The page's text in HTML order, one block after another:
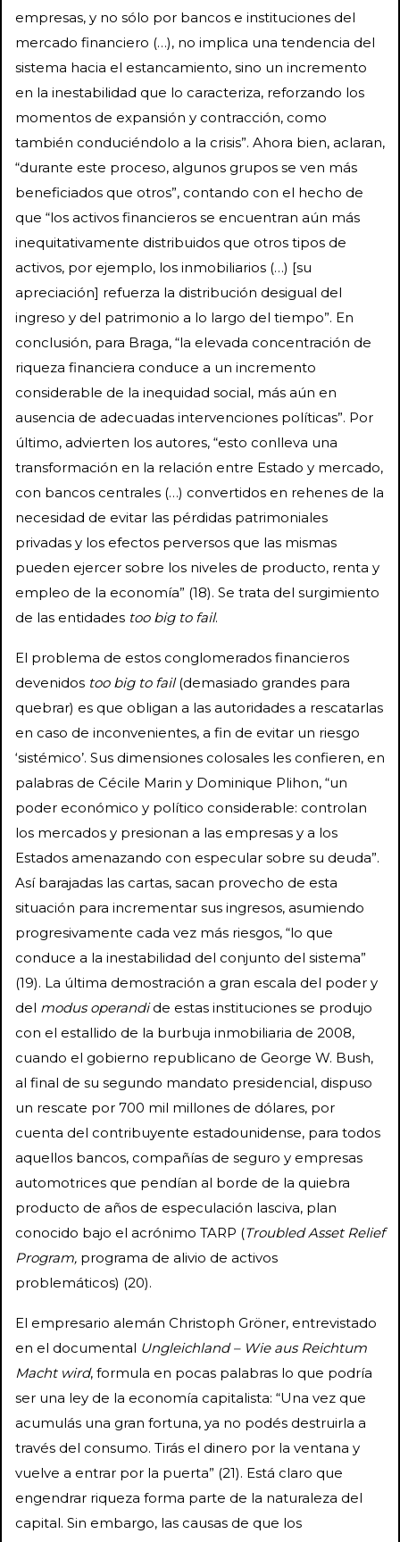
empresas, y no sólo por bancos e instituciones del
mercado financiero (…), no implica una tendencia del
sistema hacia el estancamiento, sino un incremento
en la inestabilidad que lo caracteriza, reforzando los
momentos de expansión y contracción, como
también conduciéndolo a la crisis”. Ahora bien, aclaran,
“durante este proceso, algunos grupos se ven más
beneficiados que otros”, contando con el hecho de
que “los activos financieros se encuentran aún más
inequitativamente distribuidos que otros tipos de
activos, por ejemplo, los inmobiliarios (…) [su
apreciación] refuerza la distribución desigual del
ingreso y del patrimonio a lo largo del tiempo”. En
conclusión, para Braga, “la elevada concentración de
riqueza financiera conduce a un incremento
considerable de la inequidad social, más aún en
ausencia de adecuadas intervenciones políticas”. Por
último, advierten los autores, “esto conlleva una
transformación en la relación entre Estado y mercado,
con bancos centrales (…) convertidos en rehenes de la
necesidad de evitar las pérdidas patrimoniales
privadas y los efectos perversos que las mismas
pueden ejercer sobre los niveles de producto, renta y
empleo de la economía” (18). Se trata del surgimiento
de las entidades too big to fail.
El problema de estos conglomerados financieros
devenidos too big to fail(demasiado grandes para
quebrar) es que obligan a las autoridades a rescatarlas
en caso de inconvenientes, a fin de evitar un riesgo
‘sistémico’. Sus dimensiones colosales les confieren, en
palabras de Cécile Marin y Dominique Plihon, “un
poder económico y político considerable: controlan
los mercados y presionan a las empresas y a los
Estados amenazando con especular sobre su deuda”.
Así barajadas las cartas, sacan provecho de esta
situación para incrementar sus ingresos, asumiendo
progresivamente cada vez más riesgos, “lo que
conduce a la inestabilidad del conjunto del sistema”
(19). La última demostración a gran escala del poder y
del modus operandide estas instituciones se produjo
con el estallido de la burbuja inmobiliaria de 2008,
cuando el gobierno republicano de George W. Bush,
al final de su segundo mandato presidencial, dispuso
un rescate por 700 mil millones de dólares, por
cuenta del contribuyente estadounidense, para todos
aquellos bancos, compañías de seguro y empresas
automotrices que pendían al borde de la quiebra
producto de años de especulación lasciva, plan
conocido bajo el acrónimo TARP (Troubled Asset Relief
Program, programa de alivio de activos
problemáticos) (20).
El empresario alemán Christoph Gröner, entrevistado
en el documental Ungleichland – Wie aus Reichtum
Macht wird, formula en pocas palabras lo que podría
ser una ley de la economía capitalista: “Una vez que
acumulás una gran fortuna, ya no podés destruirla a
través del consumo. Tirás el dinero por la ventana y
vuelve a entrar por la puerta” (21). Está claro que
engendrar riqueza forma parte de la naturaleza del
capital. Sin embargo, las causas de que los